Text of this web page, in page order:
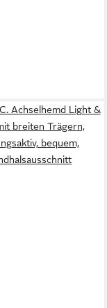
Achselhemd Light &
breiten Trägern,
bequem,